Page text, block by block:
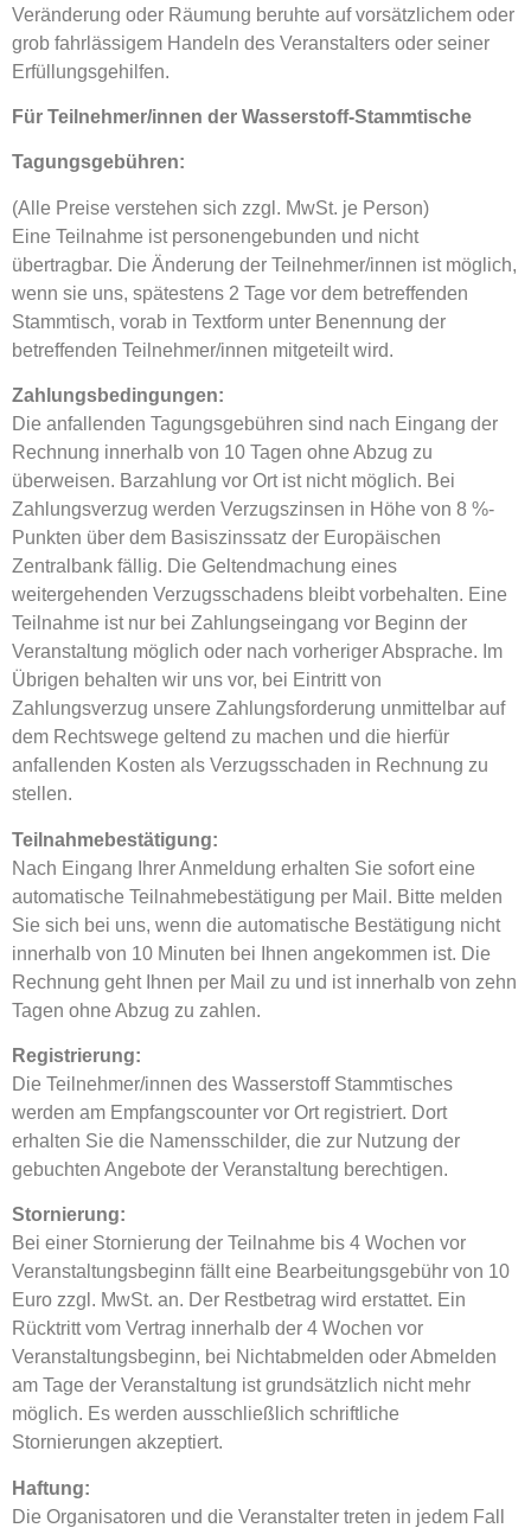
Veränderung oder Räumung beruhte auf vorsätzlichem oder
grob fahrlässigem Handeln des Veranstalters oder seiner
Erfüllungsgehilfen.
Für Teilnehmer/innen der Wasserstoff-Stammtische
Tagungsgebühren:
(Alle Preise verstehen sich zzgl. MwSt. je Person)
Eine Teilnahme ist personengebunden und nicht
übertragbar. Die Änderung der Teilnehmer/innen ist möglich,
wenn sie uns, spätestens 2 Tage vor dem betreffenden
Stammtisch, vorab in Textform unter Benennung der
betreffenden Teilnehmer/innen mitgeteilt wird.
Zahlungsbedingungen:
Die anfallenden Tagungsgebühren sind nach Eingang der
Rechnung innerhalb von 10 Tagen ohne Abzug zu
überweisen. Barzahlung vor Ort ist nicht möglich. Bei
Zahlungsverzug werden Verzugszinsen in Höhe von 8 %-
Punkten über dem Basiszinssatz der Europäischen
Zentralbank fällig. Die Geltendmachung eines
weitergehenden Verzugsschadens bleibt vorbehalten. Eine
Teilnahme ist nur bei Zahlungseingang vor Beginn der
Veranstaltung möglich oder nach vorheriger Absprache. Im
Übrigen behalten wir uns vor, bei Eintritt von
Zahlungsverzug unsere Zahlungsforderung unmittelbar auf
dem Rechtswege geltend zu machen und die hierfür
anfallenden Kosten als Verzugsschaden in Rechnung zu
stellen.
Teilnahmebestätigung:
Nach Eingang Ihrer Anmeldung erhalten Sie sofort eine
automatische Teilnahmebestätigung per Mail. Bitte melden
Sie sich bei uns, wenn die automatische Bestätigung nicht
innerhalb von 10 Minuten bei Ihnen angekommen ist. Die
Rechnung geht Ihnen per Mail zu und ist innerhalb von zehn
Tagen ohne Abzug zu zahlen.
Registrierung:
Die Teilnehmer/innen des Wasserstoff Stammtisches
werden am Empfangscounter vor Ort registriert. Dort
erhalten Sie die Namensschilder, die zur Nutzung der
gebuchten Angebote der Veranstaltung berechtigen.
Stornierung:
Bei einer Stornierung der Teilnahme bis 4 Wochen vor
Veranstaltungsbeginn fällt eine Bearbeitungsgebühr von 10
Euro zzgl. MwSt. an. Der Restbetrag wird erstattet. Ein
Rücktritt vom Vertrag innerhalb der 4 Wochen vor
Veranstaltungsbeginn, bei Nichtabmelden oder Abmelden
am Tage der Veranstaltung ist grundsätzlich nicht mehr
möglich. Es werden ausschließlich schriftliche
Stornierungen akzeptiert.
Haftung:
Die Organisatoren und die Veranstalter treten in jedem Fall